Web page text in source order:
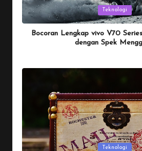
Posted
Teknologi
Bocoran Lengkap vivo V70
dengan Spek
Posted
Teknologi